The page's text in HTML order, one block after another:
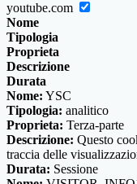
youtube.com
Nome
Tipologia
Proprieta
Descrizione
Durata
Nome: YSC
Tipologia: analitico
Proprieta: Terza-parte
Descrizione: Questo
traccia delle
Durata: Sessione